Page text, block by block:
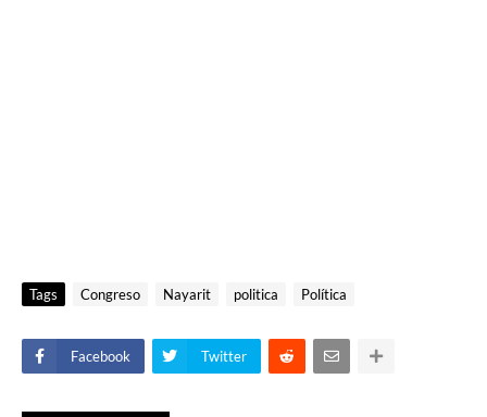
Tags Congreso Nayarit politica Política
Facebook Twitter